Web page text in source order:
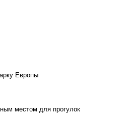
Европы
местом для прогулок